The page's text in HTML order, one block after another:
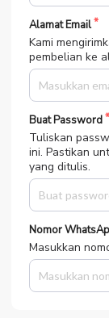
Alamat Email
Kami
pembelian ke
Buat Password
Tuliskan
ini. Pastikan
yang ditulis.
Nomor
Masukkan